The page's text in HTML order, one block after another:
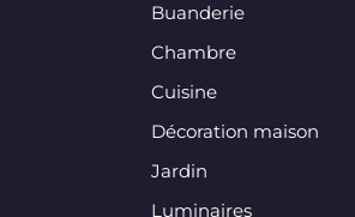
Buanderie
Chambre
Cuisine
Décoration maison
Jardin
Luminaires